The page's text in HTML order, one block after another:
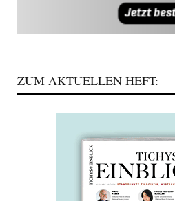
ZUM AKTUELLEN HEFT: